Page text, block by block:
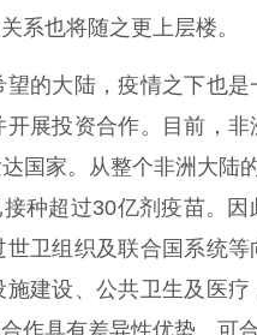
系也将随之更上层楼。
大陆，疫情之下也是
展投资合作。目前，
国家。从整个非洲大陆
种超过30亿剂疫苗。
卫组织及联合国系统
建设、公共卫生及医
作具有差异性优势，可